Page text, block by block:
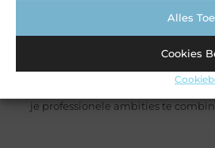
Alles
Cookies
Droom je van een baan waarin je
je professionele ambities te